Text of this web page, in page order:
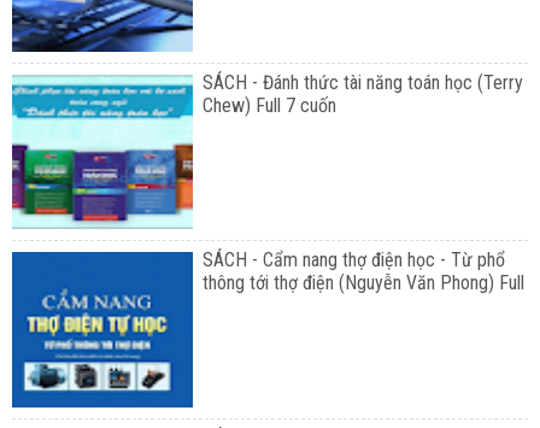
SÁCH - Đánh thức tài năng toán học (Terry
Chew) Full 7 cuốn
SÁCH - Cẩm nang thợ điện học - Từ phổ
thông tới thợ điện (Nguyễn Văn Phong) Full